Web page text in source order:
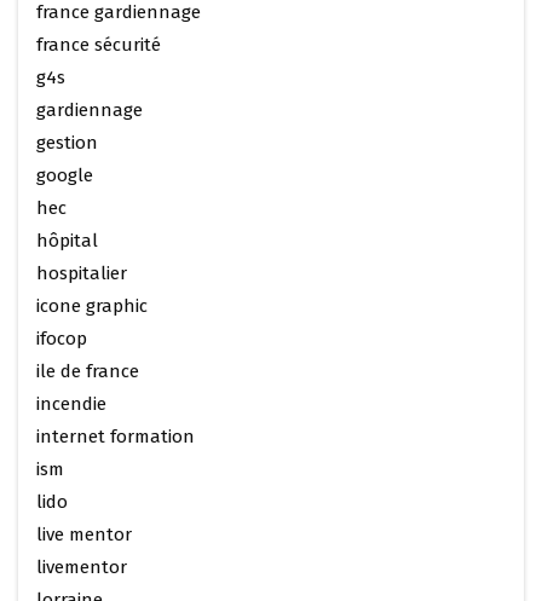
france gardiennage
france sécurité
g4s
gardiennage
gestion
google
hec
hôpital
hospitalier
icone graphic
ifocop
ile de france
incendie
internet formation
ism
lido
live mentor
livementor